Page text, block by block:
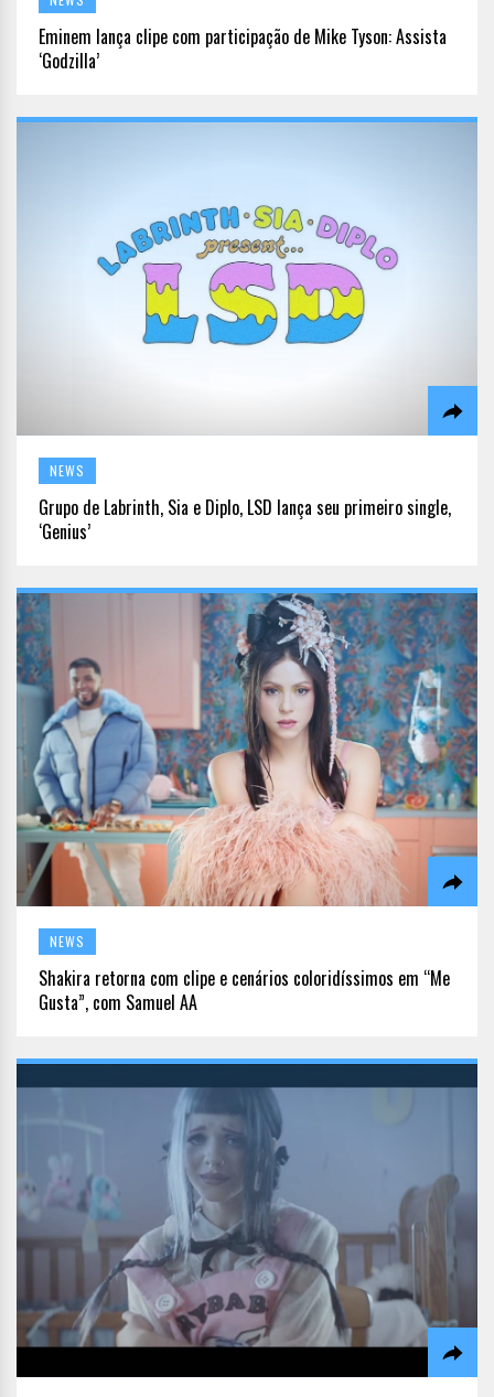
Eminem lança clipe com participação de Mike Tyson: Assista
‘Godzilla’
NEWS
Grupo de Labrinth, Sia e Diplo, LSD lança seu primeiro single,
‘Genius’
NEWS
Shakira retorna com clipe e cenários coloridíssimos em “Me
Gusta”, com Samuel AA